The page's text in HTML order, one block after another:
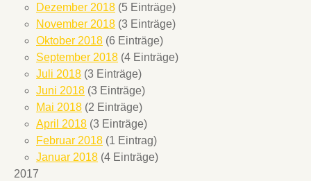
Dezember 2018 (5 Einträge)
November 2018 (3 Einträge)
Oktober 2018 (6 Einträge)
September 2018 (4 Einträge)
Juli 2018 (3 Einträge)
Juni 2018 (3 Einträge)
Mai 2018 (2 Einträge)
April 2018 (3 Einträge)
Februar 2018 (1 Eintrag)
Januar 2018 (4 Einträge)
2017